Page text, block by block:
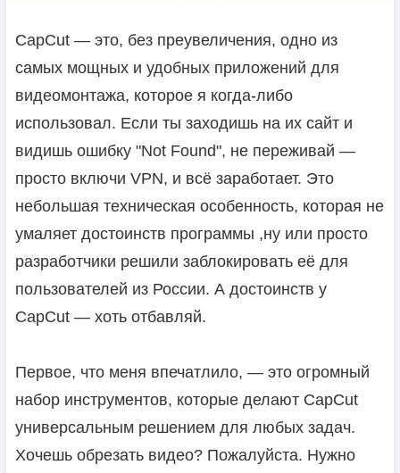
CapCut — это, без преувеличения, одно из
самых мощных и удобных приложений для
видеомонтажа, которое я когда-либо
использовал. Если ты заходишь на их сайт и
видишь ошибку "Not Found", не переживай —
просто включи VPN, и всё заработает. Это
небольшая техническая особенность, которая не
умаляет достоинств программы ,ну или просто
разработчики решили заблокировать её для
пользователей из России. А достоинств у
CapCut — хоть отбавляй.
Первое, что меня впечатлило, — это огромный
набор инструментов, которые делают CapCut
универсальным решением для любых задач.
Хочешь обрезать видео? Пожалуйста. Нужно